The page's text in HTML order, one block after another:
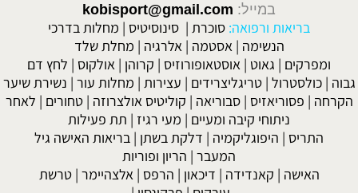
במייל: kobisport@gmail.com
בריאות ורפואה: סוכרת | סינוסיטיס | מחלות בדרכי
הנשימה |אסטמה |אלרגיה | מחלת שלד
ומפרקים | גאוט | אוסטאופורוזיס | קרוהן | אולקוס | לחץ דם
גבוה |כולסטרול |טריגליצרידים | עצירות | מחלות עור | נשירת שיער
הקרחה | פסוריאזיס |סבוריאה | קוליטיס אולצרוזה |טחורים | לאחר
ניתוחי קיבה ומעיים | מעי רגיז | תת פעילות
התריס | היפוגליקמיה | דלקת בשתן | בריאות האישה גיל
המעבר | הריון ופוריות
האישה | קאנדידה | דיכאון | הרפס |אלצהיימר |טרשת